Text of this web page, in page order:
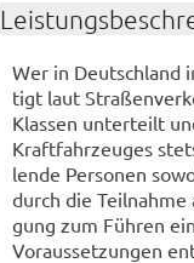
Wer in
tigt laut
Klas­sen un­ter­teilt
Kraft­fahr­zeu­ges
len­de Per­so­nen
durch die
gung zum Füh­ren
Vor­aus­set­zun­gen